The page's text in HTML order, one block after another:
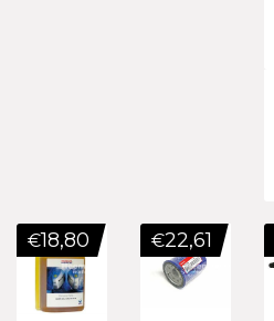
€18,80 €22,61